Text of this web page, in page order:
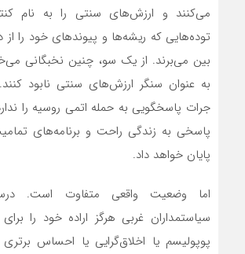
می‌کنند و ارزش‌های سنتی را به نام
توده‌هایی که ریشه‌ها و پیوندهای خود را از
بین می‌برند. از یک سو، چنین نخبگانی
به عنوان سنگر ارزش‌های سنتی نابود
جرات پاسخگویی به حمله اتمی روسیه را
پاسخی به زندگی راحت و برنامه‌های
پایان خواهد داد.
اما وضعیت واقعی متفاوت است.
سیاستمداران غربی هرگز اراده خود را
پوپولیسم یا اخلاق‌گرایی یا احساس